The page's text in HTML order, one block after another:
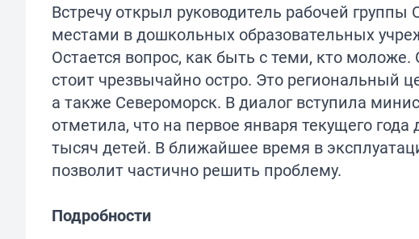
Встречу открыл руководитель рабочей
местами в дошкольных образовательных
Остается вопрос, как быть с теми, кто
стоит чрезвычайно остро. Это региональный
а также Североморск. В диалог вступила
отметила, что на первое января текущего
тысяч детей. В ближайшее время в
позволит частично решить проблему.
Подробности